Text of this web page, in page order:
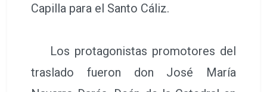
Capilla para el Santo Cáliz.
Los protagonistas promotores del
traslado fueron don José María